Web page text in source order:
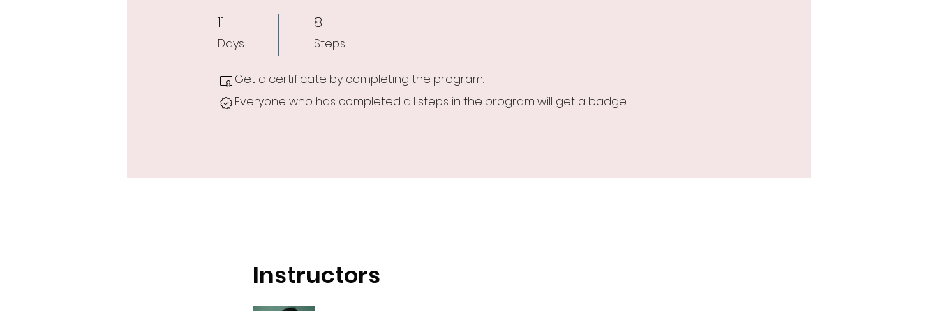
11
Days
11 Days 8
Steps
8 Steps
Get a certificate by completing the program.
Everyone who has completed all steps in the program will get a badge.
Instructors